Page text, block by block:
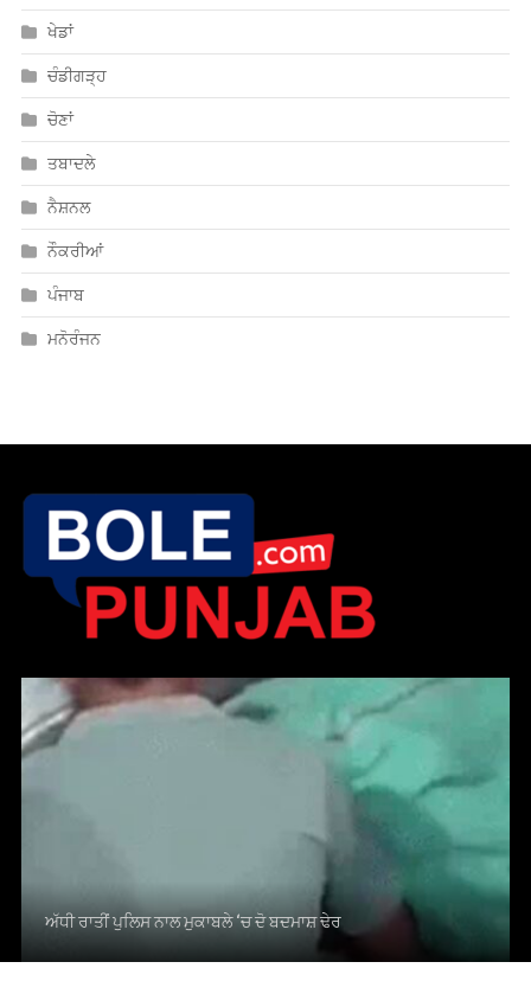
ਖੇਡਾਂ
ਚੰਡੀਗੜ੍ਹ
ਚੋਣਾਂ
ਤਬਾਦਲੇ
ਨੈਸ਼ਨਲ
ਨੌਕਰੀਆਂ
ਪੰਜਾਬ
ਮਨੋਰੰਜਨ
ਅੱਧੀ ਰਾਤੀਂ ਪੁਲਿਸ ਨਾਲ ਮੁਕਾਬਲੇ ‘ਚ ਦੋ ਬਦਮਾਸ਼ ਢੇਰ